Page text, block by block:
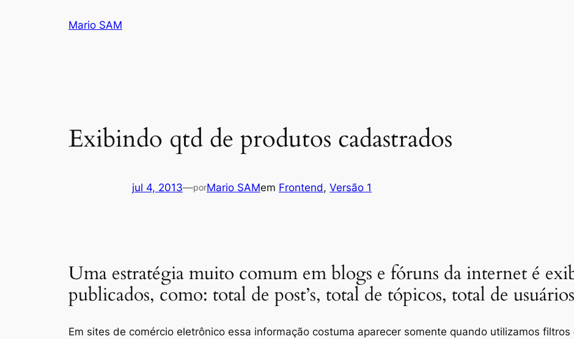
Mario SAM
Exibindo qtd de produtos cadastrados
jul 4, 2013—porMario SAMem Frontend, Versão 1
Uma estratégia muito comum em blogs e fóruns da internet é
publicados, como: total de post’s, total de tópicos, total de
Em sites de comércio eletrônico essa informação costuma aparecer somente quando utilizamos